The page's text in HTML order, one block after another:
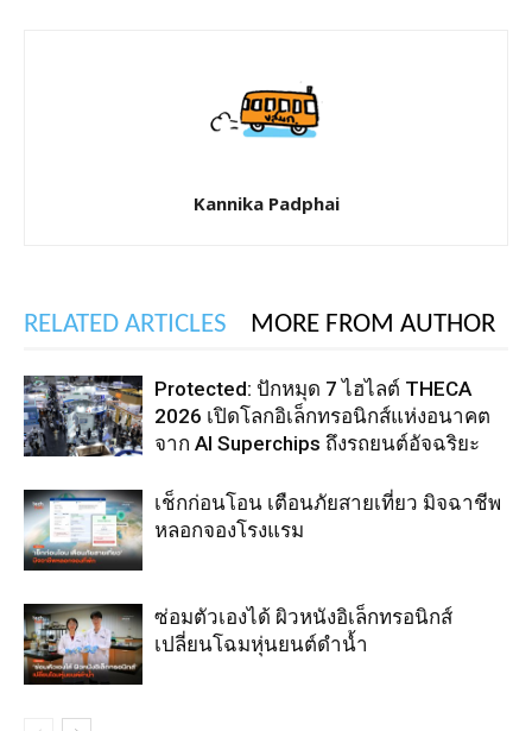
Kannika Padphai
RELATED ARTICLES MORE FROM AUTHOR
Protected: ปักหมุด 7 ไฮไลต์ THECA
2026 เปิดโลกอิเล็กทรอนิกส์แห่งอนาคต
จาก AI Superchips ถึงรถยนต์อัจฉริยะ
เช็กก่อนโอน เตือนภัยสายเที่ยว มิจฉาชีพ
หลอกจองโรงแรม
ซ่อมตัวเองได้ ผิวหนังอิเล็กทรอนิกส์
เปลี่ยนโฉมหุ่นยนต์ดำน้ำ